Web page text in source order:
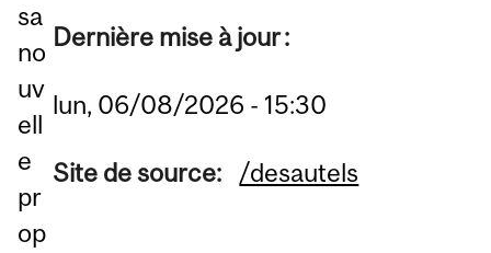
sa
no
uv
ell
e
pr
op
Dernière mise à jour :
lun, 06/08/2026 - 15:30
Site de source: /desautels